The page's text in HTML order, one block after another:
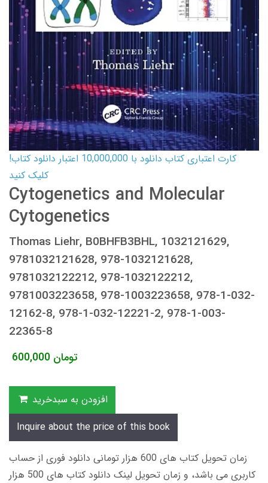
کارت اعتباری کتاب دانلود با 10,000,000 اعتبار دانلود کتاب!
کلیک کنید
Cytogenetics and Molecular
Cytogenetics
Thomas Liehr, B0BHFB3BHL, 1032121629,
9781032121628, 978-1032121628,
9781032122212, 978-1032122212,
9781003223658, 978-1003223658, 978-1-032-
12162-8, 978-1-032-12221-2, 978-1-003-
22365-8
600,000 تومان
افزودن به سبدخرید
Inquire about the price of this book
زمان تحویل کتاب های 600 هزار تومانی دانلود فوری از حساب
کاربری می باشد، و زمان تحویل لینک دانلود کتاب های 500 هزار